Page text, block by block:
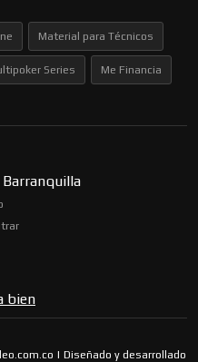
Material para Técnicos
Series Me Financia
| Diseñado y desarrollado